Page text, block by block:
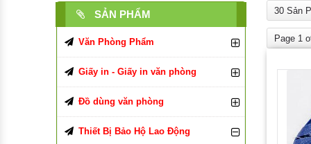
SẢN PHẨM
Văn Phòng Phẩm
Bút Viết Các Loại
Bút Bi
Bút Chì, Ruột Chì
Bìa Đựng Hồ Sơ
Bìa Màu
Tập, Vở, Sổ
Giấy in - Giấy in văn phòng
Giấy In, Giấy Photocopy
Giấy in Double A
Giấy văn phòng
Đồ dùng văn phòng
Đồ Dùng Văn Phòng Phẩm
Thiết Bị Bảo Hộ Lao Động
30 Sản
Page 1